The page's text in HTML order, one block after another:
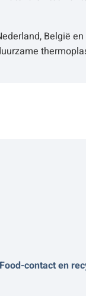
België
Food-contact en